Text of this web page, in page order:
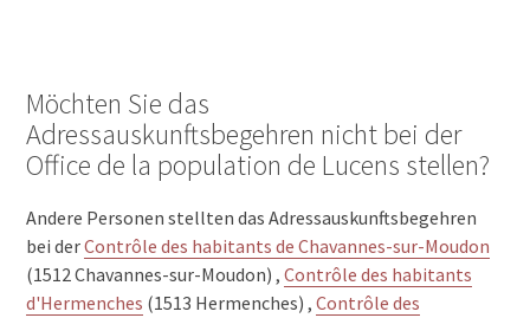
Möchten Sie das
Adressauskunftsbegehren nicht bei der
Office de la population de Lucens stellen?
Andere Personen stellten das Adressauskunftsbegehren
bei derContrôle des habitants de Chavannes-sur-Moudon
(1512 Chavannes-sur-Moudon) ,Contrôle des habitants
d'Hermenches (1513 Hermenches) ,Contrôle des